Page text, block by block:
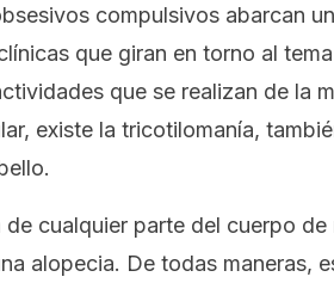
compulsivos abarcan
que giran en torno al
que se realizan de la
existe la tricotilomanía,
.
de cualquier parte del cuerpo
alopecia. De todas maneras,